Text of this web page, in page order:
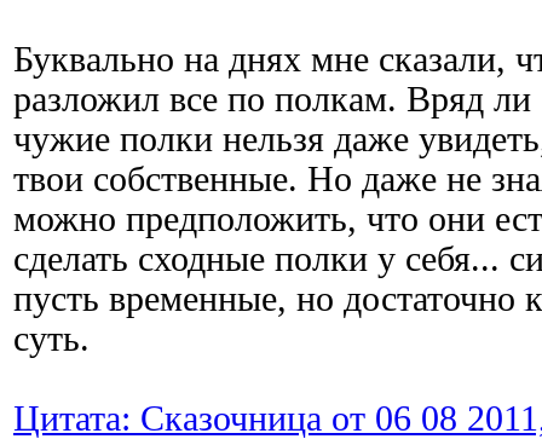
Буквально на днях мне сказали,
разложил все по полкам. Вряд
чужие полки нельзя даже
твои собственные. Но даже не
можно предположить, что они
сделать сходные полки у себя...
пусть временные, но достаточно
суть.
Цитата: Сказочница от 06 08